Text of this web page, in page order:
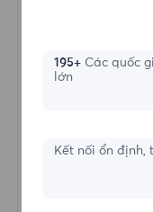
195+Các quốc
lớn
Kết nối ổn định,